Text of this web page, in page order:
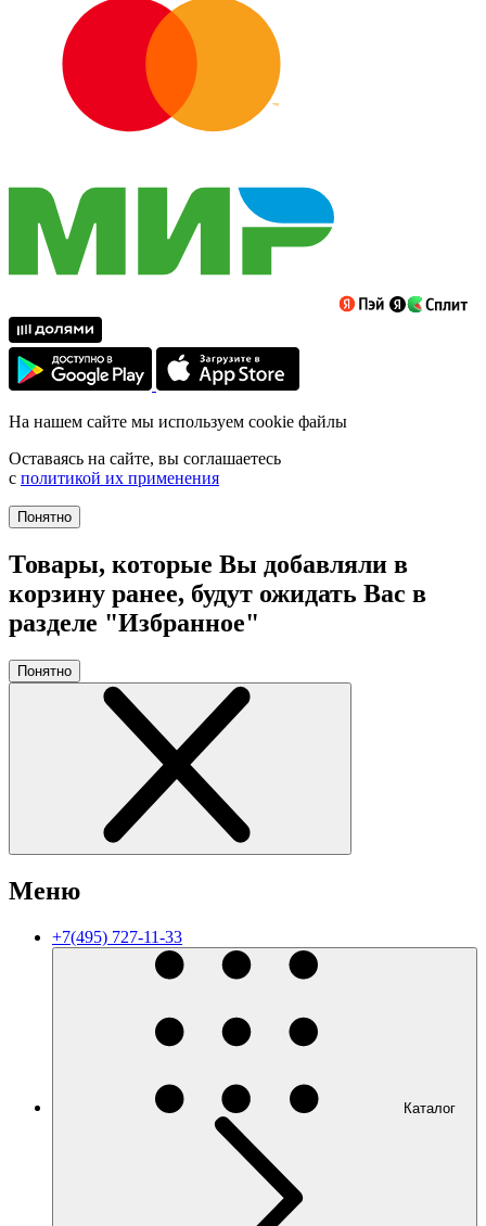
На нашем сайте мы используем cookie файлы
Оставаясь на сайте, вы соглашаетесь
с политикой их применения
Понятно
Товары, которые Вы добавляли в
корзину ранее, будут ожидать Вас в
разделе "Избранное"
Понятно
Меню
+7(495) 727-11-33
Каталог